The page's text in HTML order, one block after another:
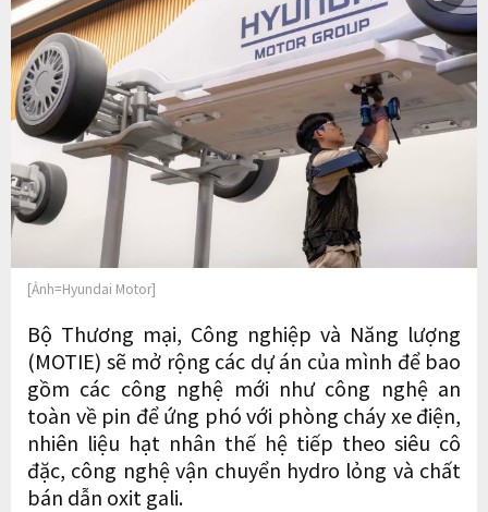
[Ảnh=Hyundai Motor]
Bộ Thương mại, Công nghiệp và Năng lượng
(MOTIE) sẽ mở rộng các dự án của mình để bao
gồm các công nghệ mới như công nghệ an
toàn về pin để ứng phó với phòng cháy xe điện,
nhiên liệu hạt nhân thế hệ tiếp theo siêu cô
đặc, công nghệ vận chuyển hydro lỏng và chất
bán dẫn oxit gali.